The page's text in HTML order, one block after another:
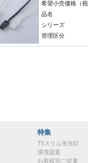
希望小売価格（税
品名
シリーズ
管理区分
特集
T5スリム蛍光灯
環境提案
お客様別ご提案